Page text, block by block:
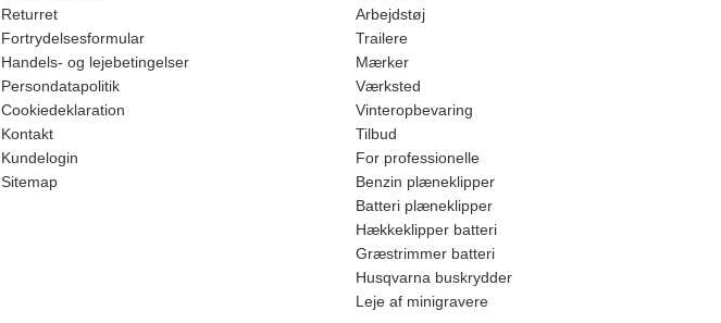
Returret
Fortrydelsesformular
Handels- og lejebetingelser
Persondatapolitik
Cookiedeklaration
Kontakt
Kundelogin
Sitemap
Arbejdstøj
Trailere
Mærker
Værksted
Vinteropbevaring
Tilbud
For professionelle
Benzin plæneklipper
Batteri plæneklipper
Hækkeklipper batteri
Græstrimmer batteri
Husqvarna buskrydder
Leje af minigravere